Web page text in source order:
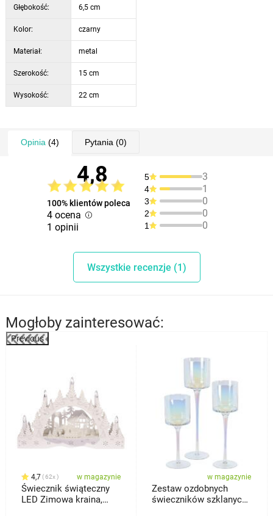
Głębokość: 6,5 cm
Kolor: czarny
Materiał: metal
Szerokość: 15 cm
Wysokość: 22 cm
Opinia (4) Pytania (0)
4,8
100% klientów poleca
4 ocena
1 opinii
5 3
4 1
3 0
2 0
1 0
Wszystkie recenzje (1)
Mogłoby zainteresować:
Previous
4,7 62x w magazynie
Świecznik świąteczny
LED Zimowa kraina,
w magazynie
Zestaw ozdobnych
świeczników szklanych